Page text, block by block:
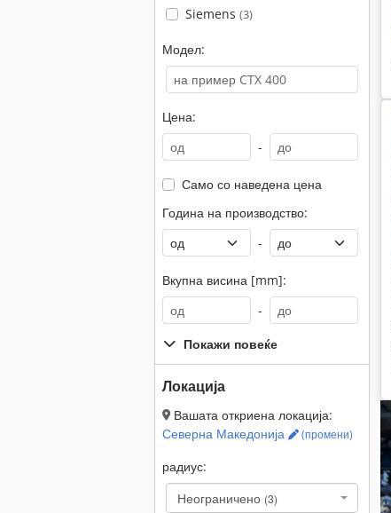
Siemens (3)
Модел:
Цена:
-
Само со наведена цена
Година на производство:
-
Вкупна висина [mm]:
-
Покажи повеќе
Локација
Вашата откриена локација:
Северна Македонија
(промени)
радиус:
Неограничено (3)